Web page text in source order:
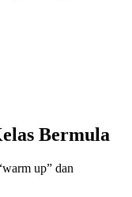
Bermula
up” dan